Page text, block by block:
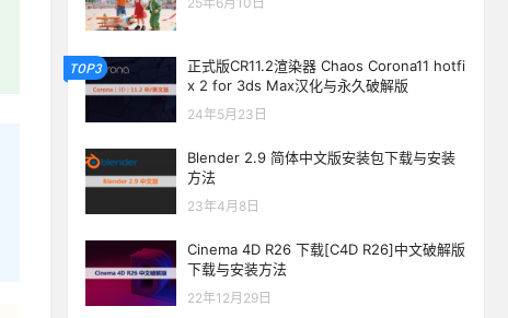
TOP3
正式版CR11.2渲染器 Chaos Corona11 hotfi
x 2 for 3ds Max汉化与永久破解版
24年5月23日
Blender 2.9 简体中文版安装包下载与安装
方法
23年4月8日
Cinema 4D R26 下载[C4D R26]中文破解版
下载与安装方法
22年12月29日
心情也舒畅了！